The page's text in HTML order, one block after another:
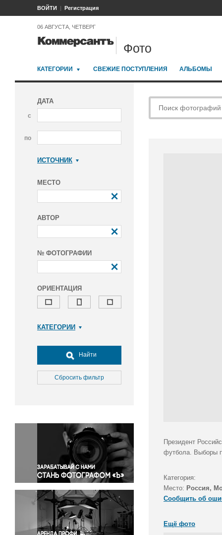
ВОЙТИ Регистрация
06 АВГУСТА, ЧЕТВЕРГ
Фото
КАТЕГОРИИ СВЕЖИЕ ПОСТУПЛЕНИЯ АЛЬБОМЫ
ДАТА
с
по
ИСТОЧНИК
МЕСТО
АВТОР
№ ФОТОГРАФИИ
ОРИЕНТАЦИЯ
КАТЕГОРИИ
Досуг, туризм и отдых
Культура
Медицина
Окружающая среда
Политика
Правосудие
Происшествия и конфликты
Религия
Светская жизнь
Спорт
Экология
Экономика и бизнес
Найти
Сбросить фильтр
Президент
футбола. Выборы
Категория:
Место: Россия,
Сообщить об
Ещё фото